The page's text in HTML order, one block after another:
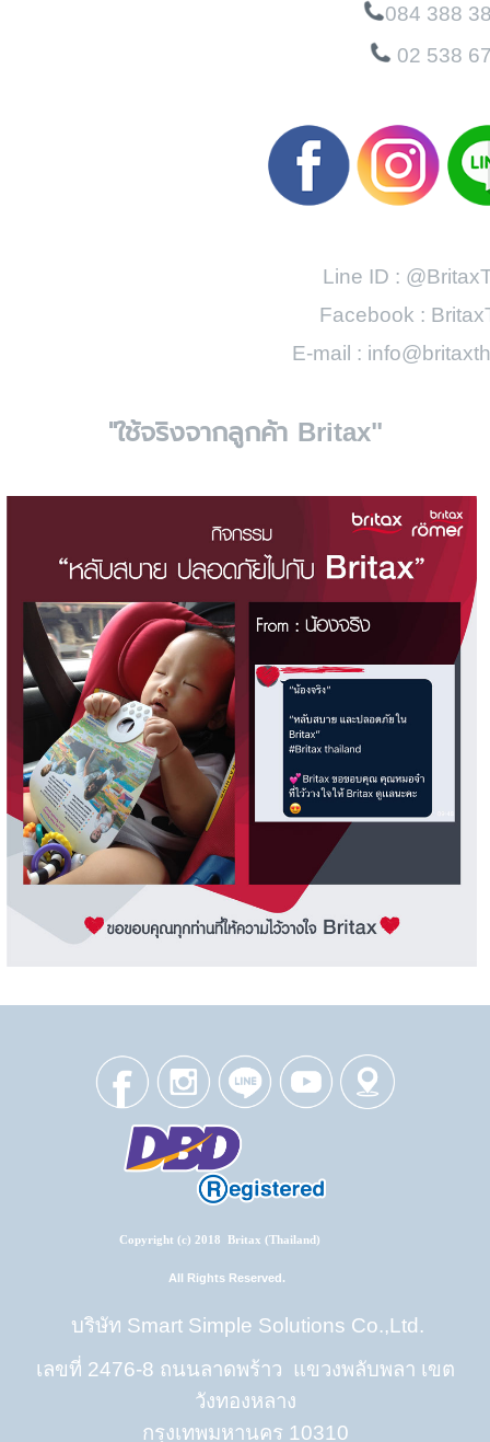
084 388
02 538
Line ID :
Facebook :
E-mail :
"ใช้จริงจากลูกค้า Britax"
Copyright (c) 2018 Britax (Thailand)
All Rights Reserved.
บริษัท Smart Simple Solutions Co.,Ltd.
เลขที่ 2476-8 ถนนลาดพร้าว แขวงพลับพลา เขต
วังทองหลาง
กรุงเทพมหานคร 10310